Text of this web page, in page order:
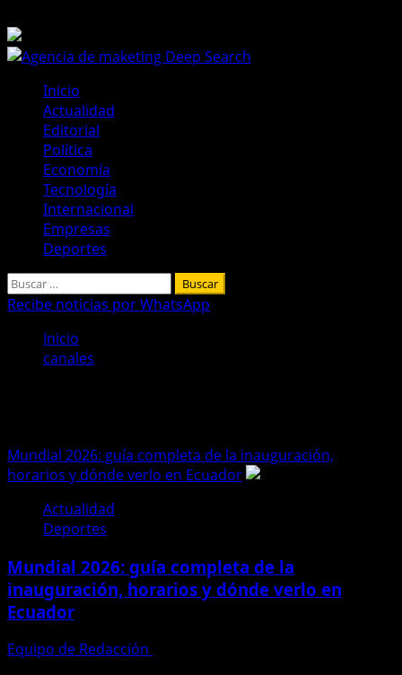
al
contenido
Menú
principal
Inicio
Actualidad
Editorial
Política
Economía
Tecnología
Internacional
Empresas
Deportes
Buscar:
Recibe noticias por WhatsApp
Inicio
canales
Mundial 2026: guía completa de la inauguración,
horarios y dónde verlo en Ecuador
Actualidad
Deportes
Mundial 2026: guía completa de la
inauguración, horarios y dónde verlo en
Ecuador
Equipo de Redacción